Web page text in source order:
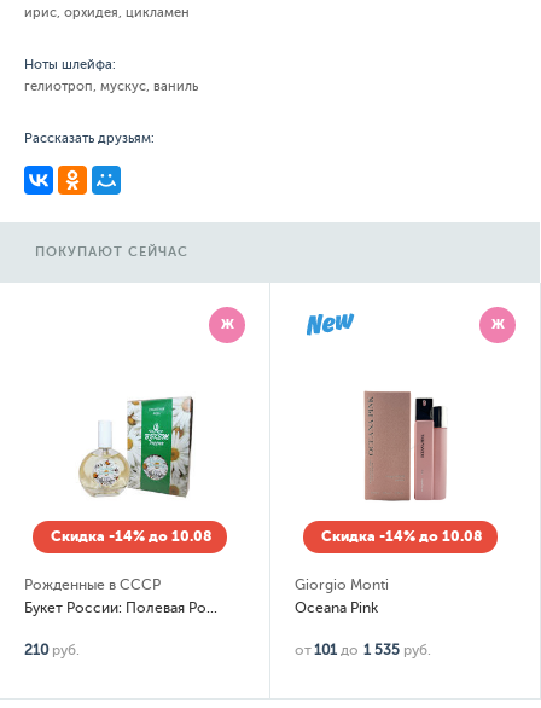
ирис, орхидея, цикламен
Ноты шлейфа:
гелиотроп, мускус, ваниль
Рассказать друзьям:
ПОКУПАЮТ СЕЙЧАС
Ж
Скидка -14% до 10.08
Рожденные в СССР
Букет России: Полевая Ромашка
210 руб.
Ж
Скидка -14% до 10.08
Giorgio Monti
Oceana Pink
от101 до 1 535 руб.